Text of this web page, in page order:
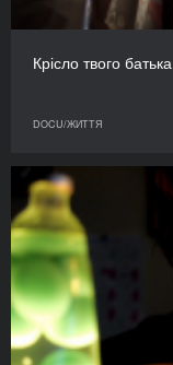
Крісло твого батька
DOCU/ЖИТТЯ